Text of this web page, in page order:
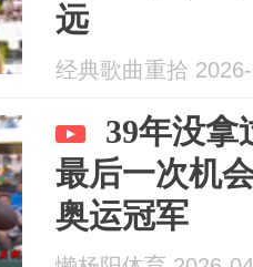
远
经典歌曲重拾
39年没拿
最后一次机
奥运冠军